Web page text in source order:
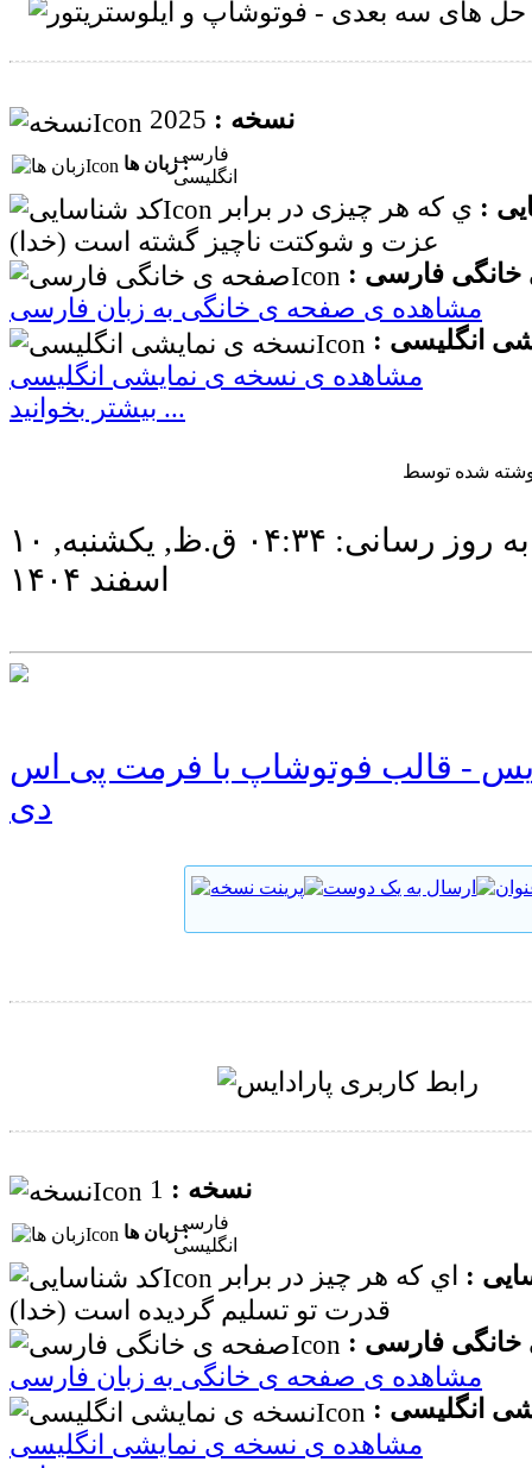
نسخه :
زبان ها :
فارسی
انگلیسی
: ي که هر چیزى در برابر
فارسی :
مشاهده ی صفحه ی خانگی به زبان فارسی
انگلیسی :
مشاهده ی نسخه ی نمایشی انگلیسی
بیشتر بخوانید ...
آخرین به روز رسانی: ۰۴:۳۴ ق.ظ, يكشنبه, ۱۰
اسفند ۱۴۰۴
- قالب فوتوشاپ با فرمت پی اس
دی
نسخه :
زبان ها :
فارسی
انگلیسی
: اي که هر چیز در برابر
فارسی :
مشاهده ی صفحه ی خانگی به زبان فارسی
انگلیسی :
مشاهده ی نسخه ی نمایشی انگلیسی